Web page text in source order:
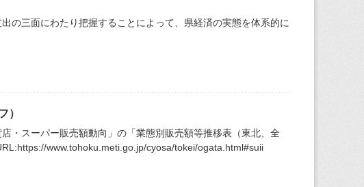
の三面にわたり把握することによって、県経済の実態を体系的に
）
・スーパー販売額動向」の「業態別販売額等推移表（東北、全
www.tohoku.meti.go.jp/cyosa/tokei/ogata.html#suii